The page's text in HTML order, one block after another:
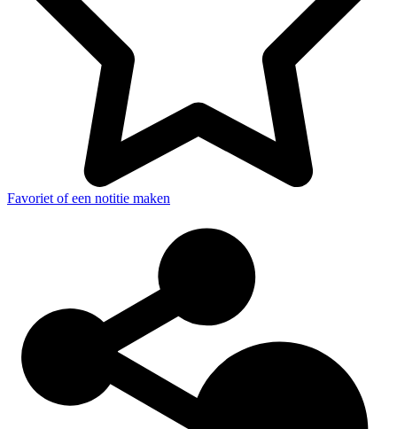
Favoriet of een notitie maken